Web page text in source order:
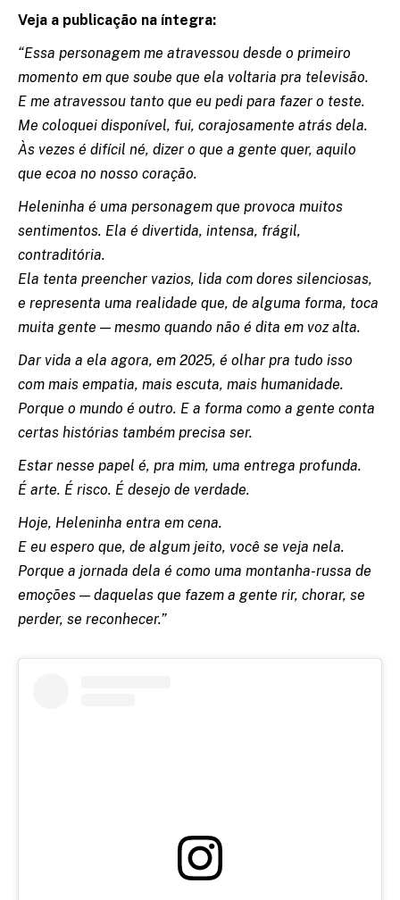
Veja a publicação na íntegra:
“Essa personagem me atravessou desde o primeiro
momento em que soube que ela voltaria pra televisão.
E me atravessou tanto que eu pedi para fazer o teste.
Me coloquei disponível, fui, corajosamente atrás dela.
Às vezes é difícil né, dizer o que a gente quer, aquilo
que ecoa no nosso coração.
Heleninha é uma personagem que provoca muitos
sentimentos. Ela é divertida, intensa, frágil,
contraditória.
Ela tenta preencher vazios, lida com dores silenciosas,
e representa uma realidade que, de alguma forma, toca
muita gente — mesmo quando não é dita em voz alta.
Dar vida a ela agora, em 2025, é olhar pra tudo isso
com mais empatia, mais escuta, mais humanidade.
Porque o mundo é outro. E a forma como a gente conta
certas histórias também precisa ser.
Estar nesse papel é, pra mim, uma entrega profunda.
É arte. É risco. É desejo de verdade.
Hoje, Heleninha entra em cena.
E eu espero que, de algum jeito, você se veja nela.
Porque a jornada dela é como uma montanha-russa de
emoções — daquelas que fazem a gente rir, chorar, se
perder, se reconhecer.”